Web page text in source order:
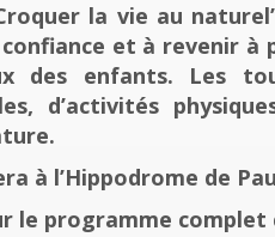
la vie au
et à revenir à
des enfants. Les
d’activités
à l’Hippodrome de
le programme complet